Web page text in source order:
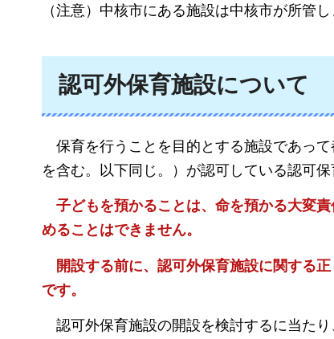
（注意）中核市にある施設は中核市が所管
認可外保育施設について
保育を行うことを目的とする施設であっ
を含む。以下同じ。）が認可している認可
子どもを預かることは、命を預かる大変
めることはできません。
開設する前に、認可外保育施設に関する
です。
認可外保育施設の開設を検討するに当た